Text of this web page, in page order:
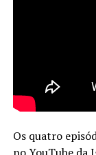
Os quatro